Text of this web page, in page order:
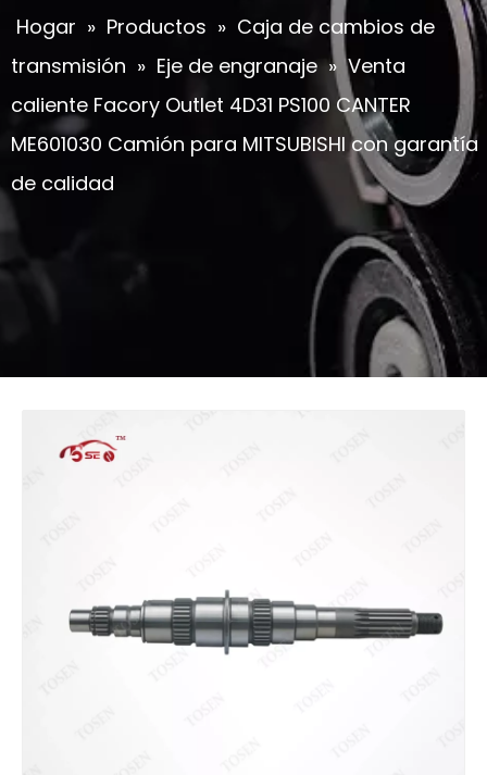
Hogar » Productos » Caja de cambios de
transmisión » Eje de engranaje » Venta
caliente Facory Outlet 4D31 PS100 CANTER
ME601030 Camión para MITSUBISHI con garantía
de calidad